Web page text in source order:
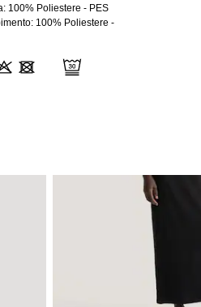
100% Poliestere - PES
100% Poliestere -